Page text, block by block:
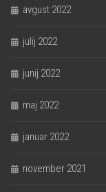
avgust 2022
julij 2022
junij 2022
maj 2022
januar 2022
november 2021